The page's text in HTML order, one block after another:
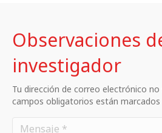
Observaciones
investigador
Tu dirección de correo electrónico no
campos obligatorios están